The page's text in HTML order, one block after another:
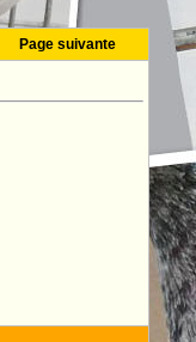
Page suivante